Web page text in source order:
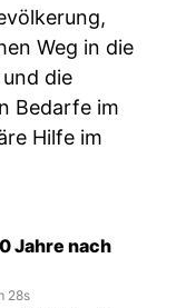
Weg in die
die
Bedarfe im
Hilfe im
Jahre nach
28s